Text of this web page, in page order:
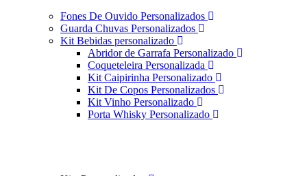
Fones De Ouvido Personalizados
Guarda Chuvas Personalizados
Kit Bebidas personalizado
Abridor de Garrafa Personalizado
Coqueteleira Personalizada
Kit Caipirinha Personalizado
Kit De Copos Personalizados
Kit Vinho Personalizado
Porta Whisky Personalizado